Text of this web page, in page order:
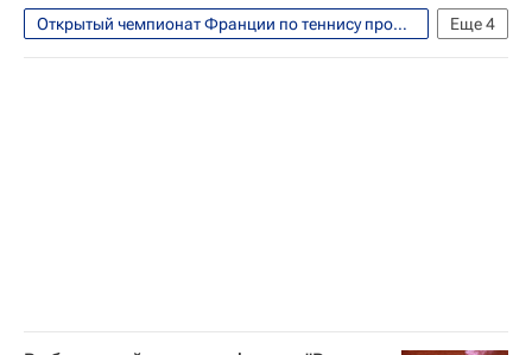
Еще4
Открытый чемпионат Франции по теннису прошел с 26 мая по 9 июня
Теннис
Спорт
Рафаэль Надаль